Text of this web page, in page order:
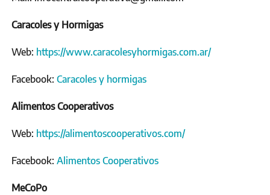
Caracoles y Hormigas
Web: https://www.caracolesyhormigas.com.ar/
Facebook: Caracoles y hormigas
Alimentos Cooperativos
Web: https://alimentoscooperativos.com/
Facebook: Alimentos Cooperativos
MeCoPo